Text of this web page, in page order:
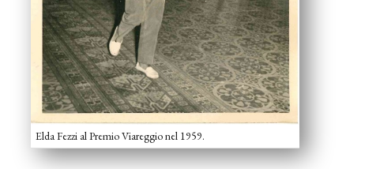
Elda Fezzi al Premio Viareggio nel 1959.